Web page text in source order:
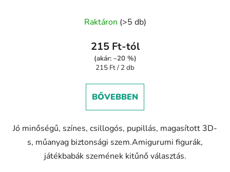
Raktáron (>5 db)
215 Ft-tól
(akár: –20 %)
Egységár:
215 Ft / 2 db
BŐVEBBEN
Jó minőségű, színes, csillogós, pupillás, magasított 3D-
s, műanyag biztonsági szem.Amigurumi figurák,
játékbabák szemének kitűnő választás.